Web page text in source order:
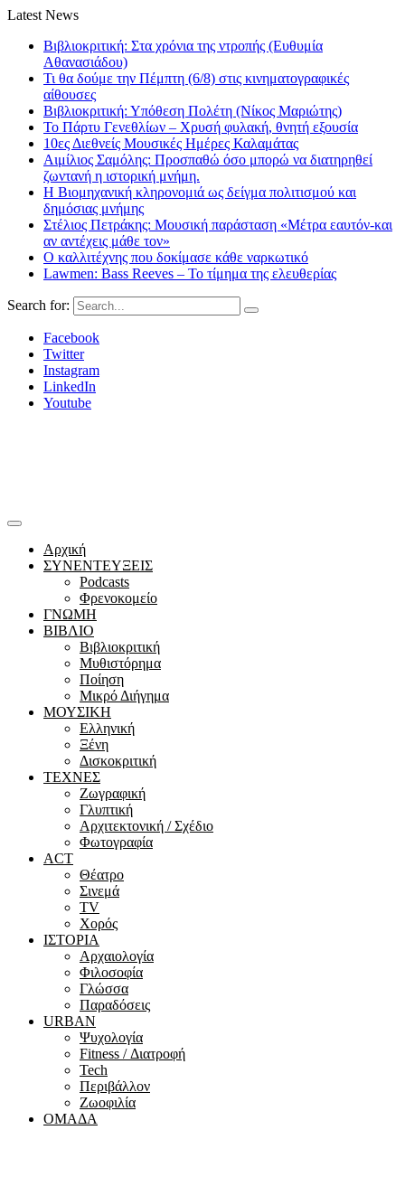
Latest News
Βιβλιοκριτική: Στα χρόνια της ντροπής (Ευθυμία
Αθανασιάδου)
Τι θα δούμε την Πέμπτη (6/8) στις κινηματογραφικές
αίθουσες
Βιβλιοκριτική: Υπόθεση Πολέτη (Νίκος Μαριώτης)
Το Πάρτυ Γενεθλίων – Χρυσή φυλακή, θνητή εξουσία
10ες Διεθνείς Μουσικές Ημέρες Καλαμάτας
Αιμίλιος Σαμόλης: Προσπαθώ όσο μπορώ να διατηρηθεί
ζωντανή η ιστορική μνήμη.
Η Βιομηχανική κληρονομιά ως δείγμα πολιτισμού και
δημόσιας μνήμης
Στέλιος Πετράκης: Μουσική παράσταση «Μέτρα εαυτόν-και
αν αντέχεις μάθε τον»
Ο καλλιτέχνης που δοκίμασε κάθε ναρκωτικό
Lawmen: Bass Reeves – Το τίμημα της ελευθερίας
Search for:
Facebook
Twitter
Instagram
LinkedIn
Youtube
Αρχική
ΣΥΝΕΝΤΕΥΞΕΙΣ
Podcasts
Φρενοκομείο
ΓΝΩΜΗ
ΒΙΒΛΙΟ
Βιβλιοκριτική
Μυθιστόρημα
Ποίηση
Μικρό Διήγημα
ΜΟΥΣΙΚΗ
Ελληνική
Ξένη
Δισκοκριτική
ΤΕΧΝΕΣ
Ζωγραφική
Γλυπτική
Αρχιτεκτονική / Σχέδιο
Φωτογραφία
ACT
Θέατρο
Σινεμά
ΤV
Χορός
ΙΣΤΟΡΙΑ
Αρχαιολογία
Φιλοσοφία
Γλώσσα
Παραδόσεις
URBAN
Ψυχολογία
Fitness / Διατροφή
Tech
Περιβάλλον
Ζωοφιλία
ΟΜΑΔΑ